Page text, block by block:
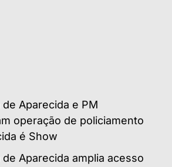
Aparecida e PM
operação de policiamento
é Show
Aparecida amplia acesso